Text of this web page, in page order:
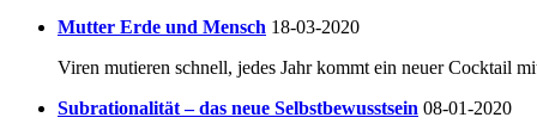
Mutter Erde und Mensch 18-03-2020
Viren mutieren schnell, jedes Jahr kommt ein neuer Cocktail
Subrationalität – das neue Selbstbewusstsein 08-01-2020